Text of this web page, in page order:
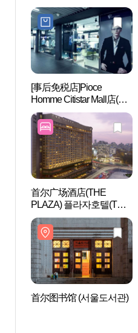
[事后免税店]Pioce
Homme Citistar Mall店(피
오체옴므 시티스타몰점)
首尔广场酒店(THE
PLAZA) 플라자호텔(THE
PLAZA)
首尔图书馆 (서울도서관)